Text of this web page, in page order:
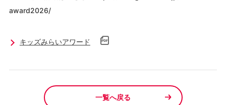
award2026/
キッズみらいアワード
一覧へ戻る